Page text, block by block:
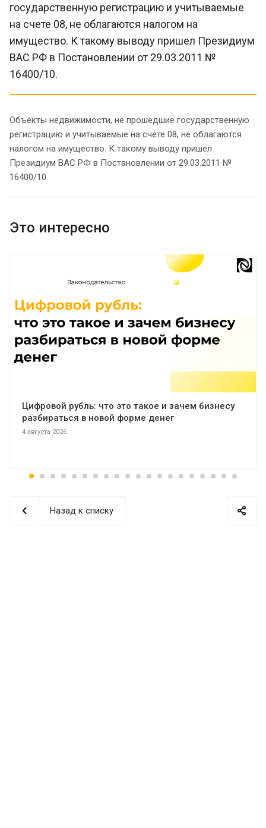
государственную регистрацию и учитываемые
на счете 08, не облагаются налогом на
имущество. К такому выводу пришел Президиум
ВАС РФ в Постановлении от 29.03.2011 №
16400/10.
Объекты недвижимости, не прошедшие государственную
регистрацию и учитываемые на счете 08, не облагаются
налогом на имущество. К такому выводу пришел
Президиум ВАС РФ в Постановлении от 29.03.2011 №
16400/10.
Это интересно
Цифровой рубль: что это такое и зачем бизнесу
разбираться в новой форме денег
4 августа 2026
Назад к списку